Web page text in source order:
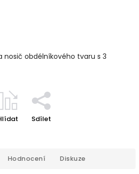
nosič obdélníkového tvaru s 3
Sdílet
Hodnocení Diskuze